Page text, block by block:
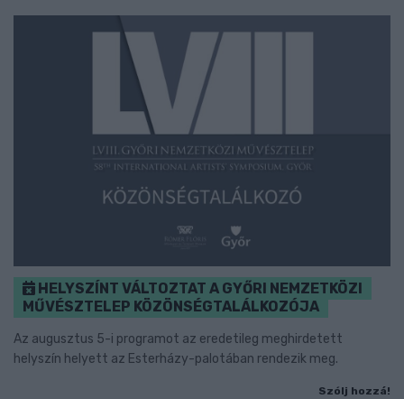
HELYSZÍNT VÁLTOZTAT A GYŐRI NEMZETKÖZI
MŰVÉSZTELEP KÖZÖNSÉGTALÁLKOZÓJA
Az augusztus 5-i programot az eredetileg meghirdetett
helyszín helyett az Esterházy-palotában rendezik meg.
Szólj hozzá!